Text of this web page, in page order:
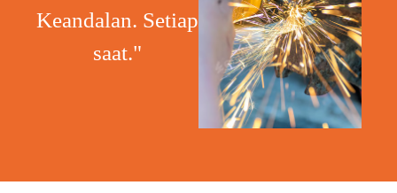
Keandalan. Setiap
saat."